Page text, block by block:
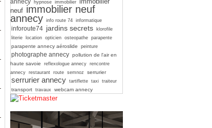
annecy
hypnose immobilier
neuf immobilier neuf
annecy info route 74 informatique
inforoute74 jardins secrets
klorofile
literie
location opticien osteopathe parapente
parapente annecy aéroslide peinture
photographe annecy pollution de l'air en
haute savoie
reflexologue annecy rencontre
annecy restaurant route semnoz serrurier
serrurier annecy tartiflette taxi traiteur
transport travaux webcam annecy